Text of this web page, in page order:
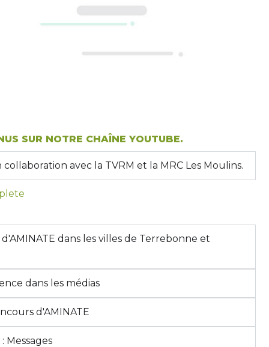
SUR NOTRE CHAÎNE YOUTUBE.
collaboration avec la TVRM et la MRC Les Moulins.
dans les villes de Terrebonne et
dans les médias
d'AMINATE
Messages